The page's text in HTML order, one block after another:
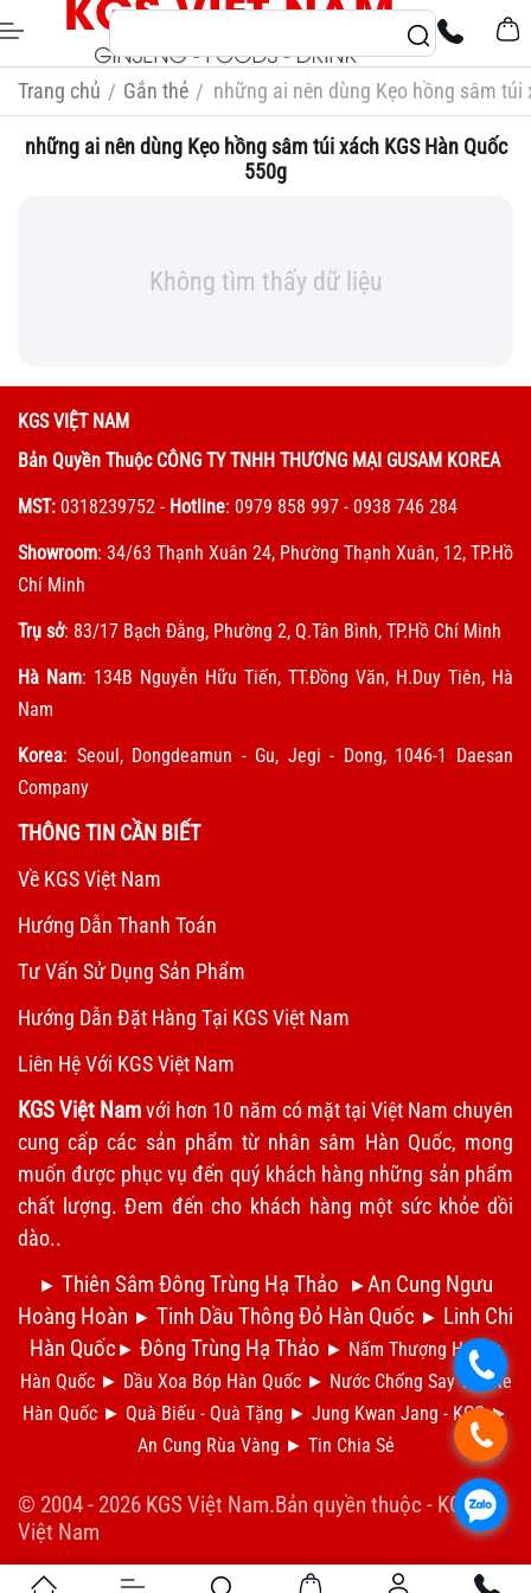
Trang chủ / Gắn thẻ / những ai nên dùng Kẹo hồng sâm túi
những ai nên dùng Kẹo hồng sâm túi xách KGS Hàn Quốc
550g
Không tìm thấy dữ liệu
KGS VIỆT NAM
Bản Quyền Thuộc CÔNG TY TNHH THƯƠNG MẠI GUSAM KOREA
MST: 0318239752 - Hotline: 0979 858 997 - 0938 746 284
Showroom: 34/63 Thạnh Xuân 24, Phường Thạnh Xuân, 12, TP.Hồ
Chí Minh
Trụ sở: 83/17 Bạch Đằng, Phường 2, Q.Tân Bình, TP.Hồ Chí Minh
Hà Nam: 134B Nguyễn Hữu Tiến, TT.Đồng Văn, H.Duy Tiên, Hà
Nam
Korea: Seoul, Dongdeamun - Gu, Jegi - Dong, 1046-1 Daesan
Company
THÔNG TIN CẦN BIẾT
Về KGS Việt Nam
Hướng Dẫn Thanh Toán
Tư Vấn Sử Dụng Sản Phẩm
Hướng Dẫn Đặt Hàng Tại KGS Việt Nam
Liên Hệ Với KGS Việt Nam
KGS Việt Namvới hơn 10 năm có mặt tại Việt Nam chuyên
cung cấp các sản phẩm từ nhân sâm Hàn Quốc, mong
muốn được phục vụ đến quý khách hàng những sản phẩm
chất lượng. Đem đến cho khách hàng một sức khỏe dồi
dào..
.
.
.
► Thiên Sâm Đông Trùng Hạ Thảo ►An Cung Ngưu
Hoàng Hoàn ► Tinh Dầu Thông Đỏ Hàn Quốc ► Linh Chi
Hàn Quốc ► Đông Trùng Hạ Thảo ► Nấm Thượng Hoàng
Hàn Quốc ► Dầu Xoa Bóp Hàn Quốc ► Nước Chống Say Tàu Xe
Hàn Quốc ► Quà Biếu - Quà Tặng ► Jung Kwan Jang - KGC ►
An Cung Rùa Vàng ► Tin Chia Sẻ
© 2004 - 2026 KGS Việt Nam.Bản quyền thuộc - KGS
Việt Nam